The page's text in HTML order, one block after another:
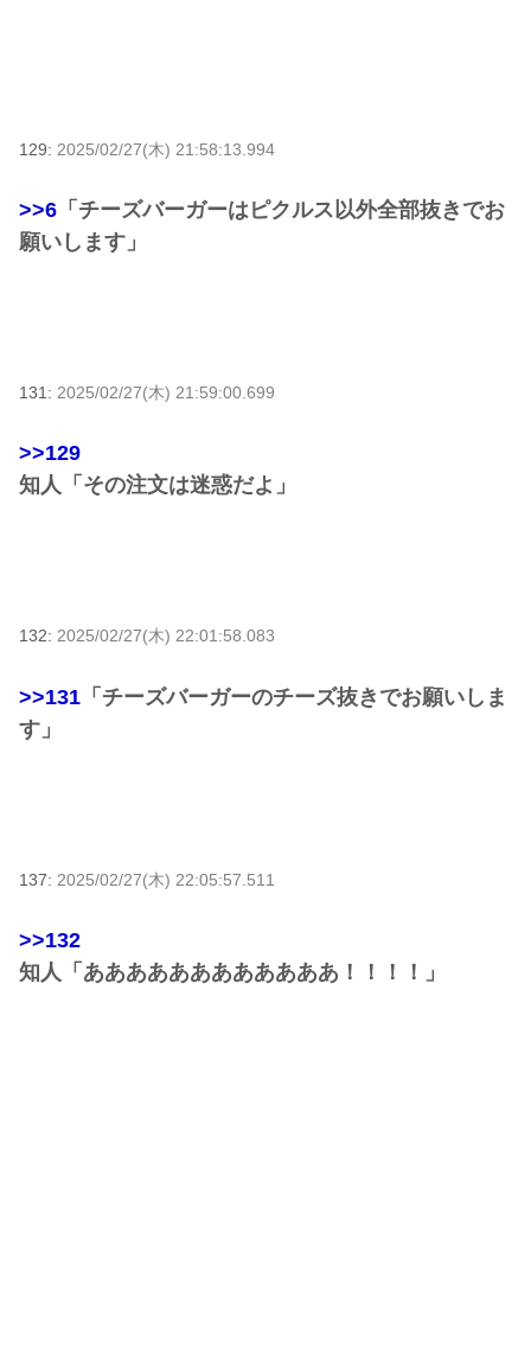
129: 2025/02/27(木) 21:58:13.994
>>6 「チーズバーガーはピクルス以外全部抜きでお
願いします」
131: 2025/02/27(木) 21:59:00.699
>>129
知人「その注文は迷惑だよ」
132: 2025/02/27(木) 22:01:58.083
>>131 「チーズバーガーのチーズ抜きでお願いしま
す」
137: 2025/02/27(木) 22:05:57.511
>>132
知人「ああああああああああああ！！！！」